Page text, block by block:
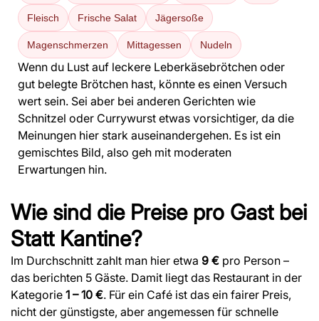
Fleisch Frische Salat Jägersoße
Magenschmerzen Mittagessen Nudeln
Wenn du Lust auf leckere Leberkäsebrötchen oder
gut belegte Brötchen hast, könnte es einen Versuch
wert sein. Sei aber bei anderen Gerichten wie
Schnitzel oder Currywurst etwas vorsichtiger, da die
Meinungen hier stark auseinandergehen. Es ist ein
gemischtes Bild, also geh mit moderaten
Erwartungen hin.
Wie sind die Preise pro Gast bei
Statt Kantine?
Im Durchschnitt zahlt man hier etwa 9 € pro Person –
das berichten 5 Gäste. Damit liegt das Restaurant in der
Kategorie 1 – 10 €. Für ein Café ist das ein fairer Preis,
nicht der günstigste, aber angemessen für schnelle